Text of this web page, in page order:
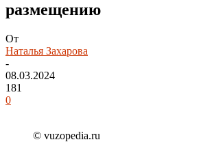
размещению
От
Наталья Захарова
-
08.03.2024
181
0
© vuzopedia.ru